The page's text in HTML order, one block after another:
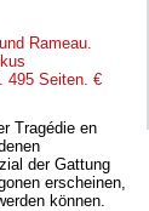
Rameau.
495 Seiten. €
Tragédie en
der Gattung
erscheinen,
können.